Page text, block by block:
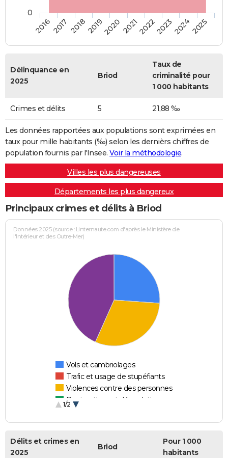
20162017 20182019202020212022202320242025
0
Délinquance en
2025
Briod
Taux de
criminalité pour
1 000 habitants
Crimes et délits 5 21,88 ‰
Les données rapportées aux populations sont exprimées en
taux pour mille habitants (‰) selon les dernièrs chiffres de
population fournis par l'Insee. Voir la méthodologie.
Villes les plus dangereuses
Départements les plus dangereux
Principaux crimes et délits à Briod
Données 2025 (source : Linternaute.com d'après le Ministère de
l'Intérieur et des Outre-Mer)
Vols et cambriolages
Trafic et usage de stupéfiants
Violences contre des personnes
Destructions et dégradations
1/2
Délits et crimes en
2025
Briod
Pour 1 000
habitants